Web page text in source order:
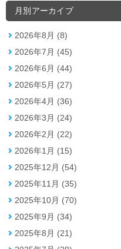
月別アーカイブ
2026年8月 (8)
2026年7月 (45)
2026年6月 (44)
2026年5月 (27)
2026年4月 (36)
2026年3月 (24)
2026年2月 (22)
2026年1月 (15)
2025年12月 (54)
2025年11月 (35)
2025年10月 (70)
2025年9月 (34)
2025年8月 (21)